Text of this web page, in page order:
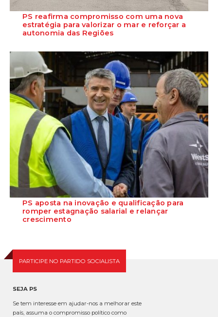
PS reafirma compromisso com uma nova
estratégia para valorizar o mar e reforçar a
autonomia das Regiões
como uma prioridade estratégic...
PS aposta na inovação e qualificação para
romper estagnação salarial e relançar
crescimento
PARTICIPE NO PARTIDO SOCIALISTA
SEJA PS
Se tem interesse em ajudar-nos a melhorar este
país, assuma o compromisso político como